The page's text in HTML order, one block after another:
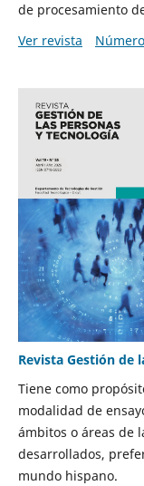
de procesamiento
Ver revista
Revista Gestión de
Tiene como
modalidad de
ámbitos o áreas de
desarrollados,
mundo hispano.